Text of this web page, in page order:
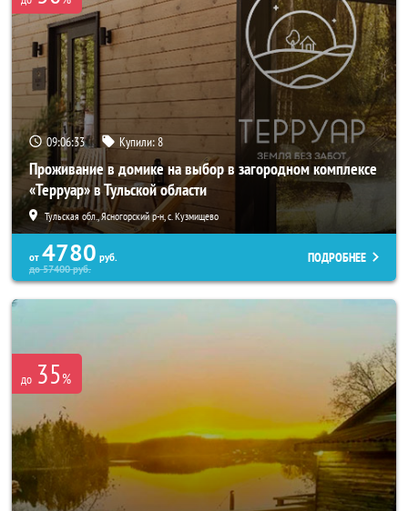
09:06:32 Купили:8
Проживание в домике на выбор в загородном комплексе
«Терруар» в Тульской области
Тульская обл., Ясногорский р-н, с. Кузмищево
от 4780 руб.
до57400руб.
ПОДРОБНЕЕ
до 35%